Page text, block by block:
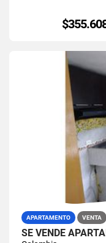
APARTAMENTO VENTA
SE VENDE